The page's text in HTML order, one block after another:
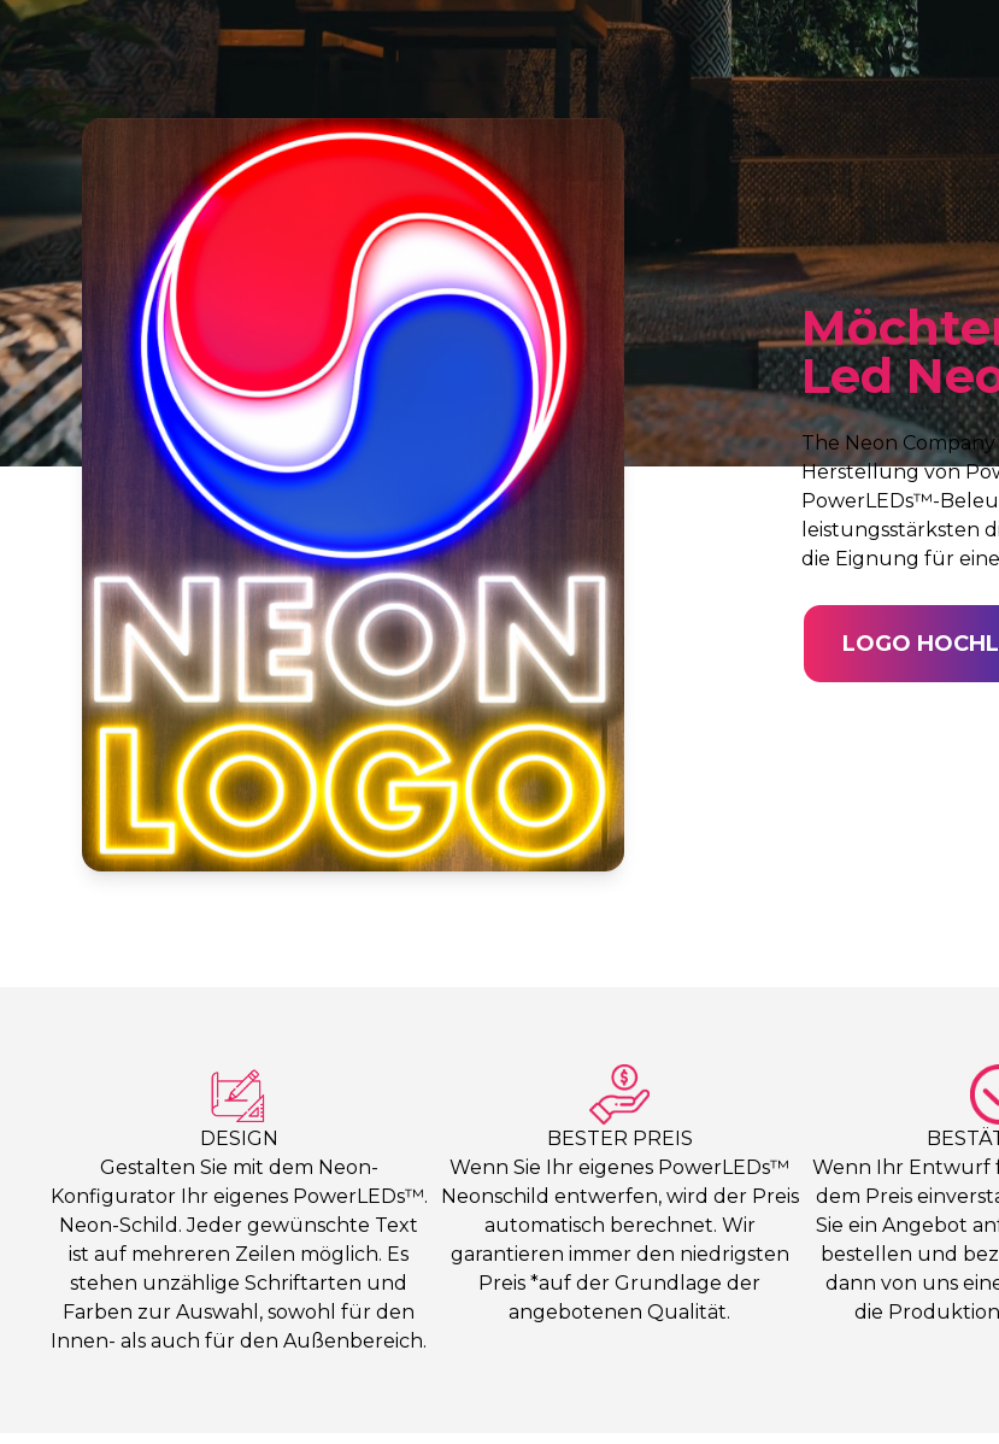
Led
The Neon
Herstellung von
PowerLEDs™-
leistungsstärksten
die Eignung für
LOGO
DESIGN
Gestalten Sie mit dem Neon-
Konfigurator Ihr eigenes PowerLEDs™.
Neon-Schild. Jeder gewünschte Text
ist auf mehreren Zeilen möglich. Es
stehen unzählige Schriftarten und
Farben zur Auswahl, sowohl für den
Innen- als auch für den Außenbereich.
BESTER PREIS
Wenn Sie Ihr eigenes PowerLEDs™
Neonschild entwerfen, wird der Preis
automatisch berechnet. Wir
garantieren immer den niedrigsten
Preis *auf der Grundlage der
angebotenen Qualität.
Wenn Ihr Entwurf
dem Preis
Sie ein Angebot
bestellen und
dann von uns
die